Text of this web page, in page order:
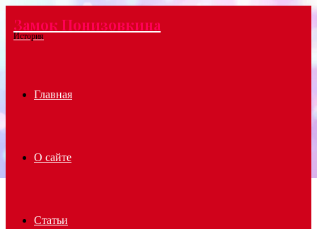
Menu
Замок Понизовкина
История
Главная
О сайте
Статьи